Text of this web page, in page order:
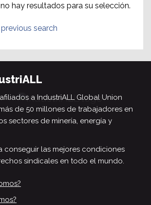
hay resultados para su selección.
search
a IndustriALL Global Union
de 50 millones de trabajadores en
sectores de minería, energía y
conseguir las mejores condiciones
sindicales en todo el mundo.